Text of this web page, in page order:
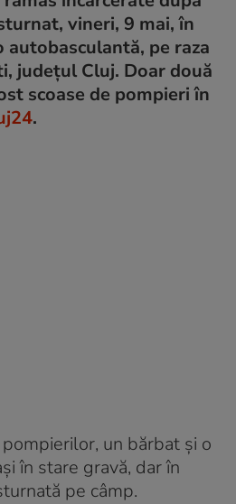
vineri, 9 mai, în
autobasculantă, pe raza
județul Cluj. Doar două
scoase de pompieri în
.
un bărbat și o
în stare gravă, dar în
pe câmp.